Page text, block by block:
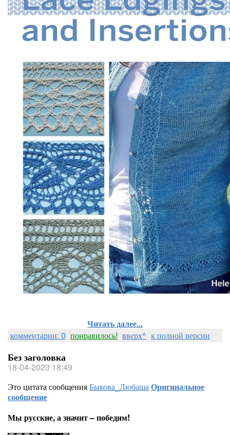
Читать далее...
комментарии: 0 понравилось! вверх^ к полной версии
Без заголовка
18-04-2023 18:49
Это цитата сообщенияБыкова_ЛюбашаОригинальное
сообщение
Мы русские, а значит – победим!